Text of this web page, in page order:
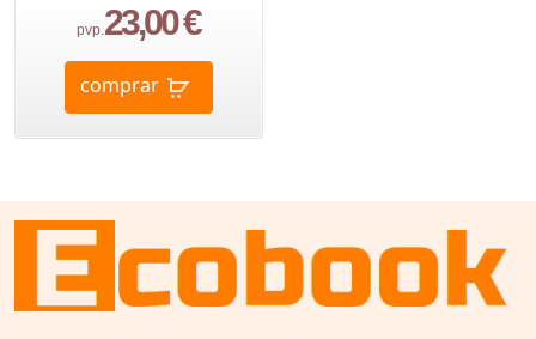
pvp. 23,00 €
comprar